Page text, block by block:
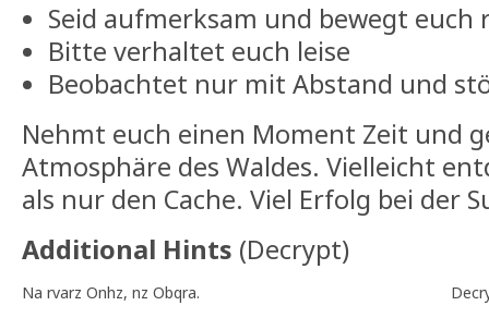
Seid aufmerksam und bewegt euch
Bitte verhaltet euch leise
Beobachtet nur mit Abstand und
Nehmt euch einen Moment Zeit und
Atmosphäre des Waldes. Vielleicht
als nur den Cache. Viel Erfolg bei der
Additional Hints (Decrypt)
Na rvarz Onhz, nz Obqra.